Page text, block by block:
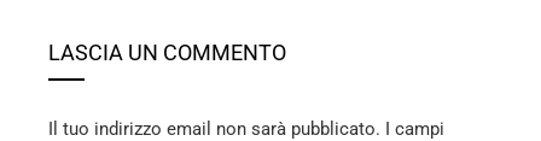
LASCIA UN COMMENTO
Il tuo indirizzo email non sarà pubblicato. I campi